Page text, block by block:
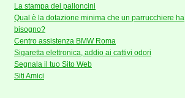
La stampa dei palloncini
Qual è la dotazione minima che un parrucchiere ha
bisogno?
Centro assistenza BMW Roma
Sigaretta elettronica, addio ai cattivi odori
Segnala il tuo Sito Web
Siti Amici